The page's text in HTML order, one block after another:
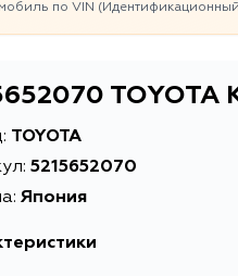
по VIN
TOYOTA
5215652070
Япония